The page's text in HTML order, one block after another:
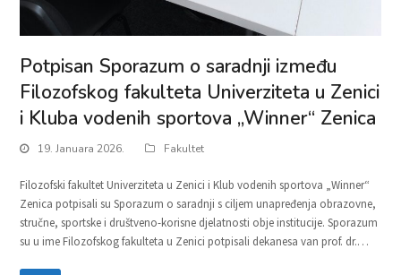
Potpisan Sporazum o saradnji između
Filozofskog fakulteta Univerziteta u Zenici
i Kluba vodenih sportova „Winner“ Zenica
19. Januara 2026. Fakultet
Filozofski fakultet Univerziteta u Zenici i Klub vodenih sportova „Winner“
Zenica potpisali su Sporazum o saradnji s ciljem unapređenja obrazovne,
stručne, sportske i društveno-korisne djelatnosti obje institucije. Sporazum
su u ime Filozofskog fakulteta u Zenici potpisali dekanesa van prof. dr.…